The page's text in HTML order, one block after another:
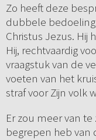
Zo heeft deze
dubbele
Christus Jezus. Hij
Hij, rechtvaardig
vraagstuk van de
voeten van het
straf voor Zijn volk
Er zou meer van
begrepen heb van